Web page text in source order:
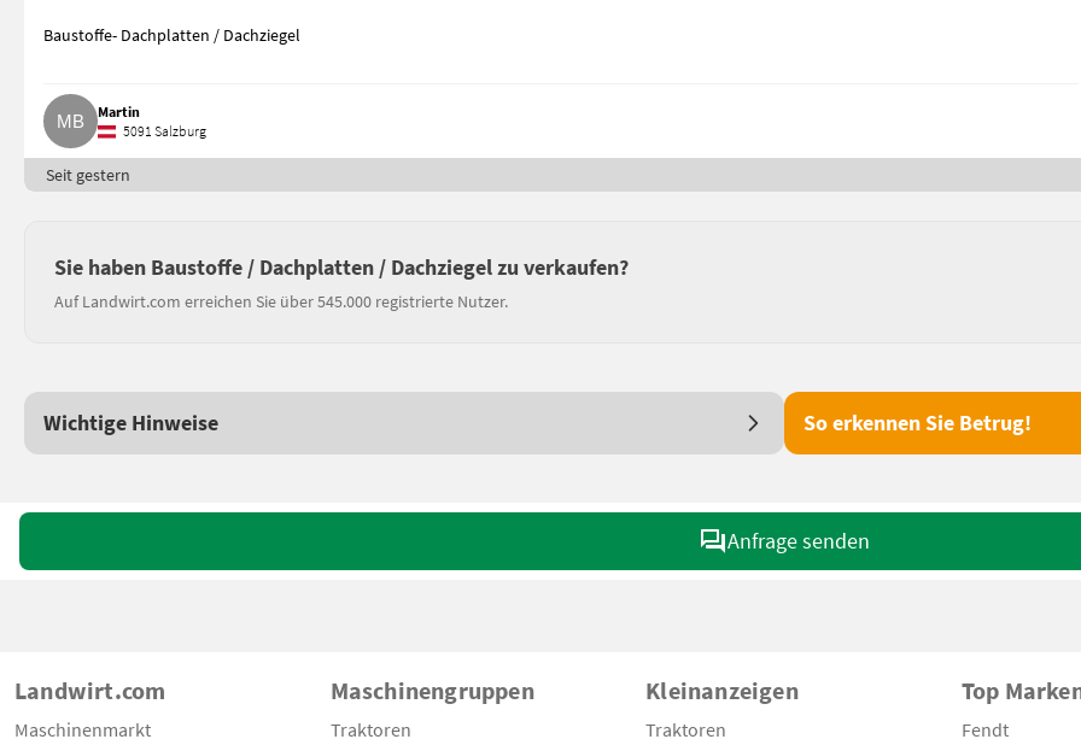
Baustoffe- Dachplatten / Dachziegel
Martin
5091 Salzburg
Seit gestern
Sie haben Baustoffe / Dachplatten / Dachziegel zu verkaufen?
Auf Landwirt.com erreichen Sie über 545.000 registrierte Nutzer.
Wichtige Hinweise So erkennen Sie Betrug!
Anfrage senden
Landwirt.com
Maschinenmarkt
Maschinengruppen
Traktoren
Kleinanzeigen
Traktoren
Top
Fendt